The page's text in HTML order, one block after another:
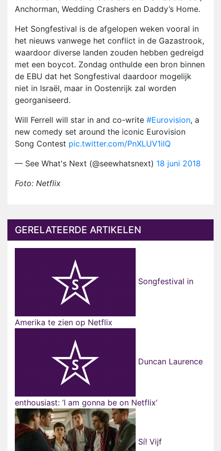
Anchorman, Wedding Crashers en Daddy’s Home.
Het Songfestival is de afgelopen weken vooral in
het nieuws vanwege het conflict in de Gazastrook,
waardoor diverse landen zouden hebben gedreigd
met een boycot. Zondag onthulde een bron binnen
de EBU dat het Songfestival daardoor mogelijk
niet in Israël, maar in Oostenrijk zal worden
georganiseerd.
Will Ferrell will star in and co-write #Eurovision, a
new comedy set around the iconic Eurovision
Song Contest pic.twitter.com/PnXLUV1ilQ
— See What's Next (@seewhatsnext) 18 juni 2018
Foto: Netflix
GERELATEERDE ARTIKELEN
Songfestival in
Amerika te zien op Netflix
Duncan Laurence
enthousiast: ‘I am gonna be on Netflix’
Sí! Vijf